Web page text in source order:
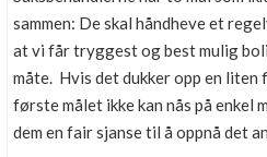
sammen: De skal håndheve et
at vi får tryggest og best mulig
måte. Hvis det dukker opp en
første målet ikke kan nås på enkel
dem en fair sjanse til å oppnå det